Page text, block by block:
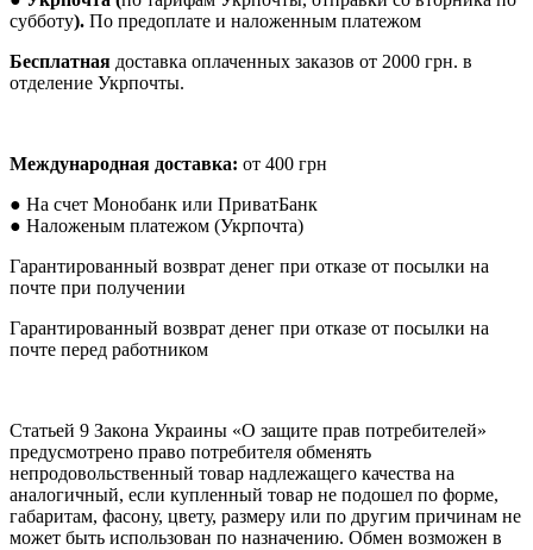
субботу). По предоплате и наложенным платежом
Бесплатная доставка оплаченных заказов от 2000 грн. в
отделение Укрпочты.
Международная доставка: от 400 грн
● На счет Монобанк или ПриватБанк
● Наложеным платежом (Укрпочта)
Гарантированный возврат денег при отказе от посылки на
почте при получении
Гарантированный возврат денег при отказе от посылки на
почте перед работником
Статьей 9 Закона Украины «О защите прав потребителей»
предусмотрено право потребителя обменять
непродовольственный товар надлежащего качества на
аналогичный, если купленный товар не подошел по форме,
габаритам, фасону, цвету, размеру или по другим причинам не
может быть использован по назначению. Обмен возможен в